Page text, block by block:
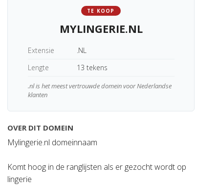
TE KOOP
MYLINGERIE.NL
Extensie
.NL
Lengte
13 tekens
.nl is het meest vertrouwde domein voor Nederlandse
klanten
OVER DIT DOMEIN
Mylingerie.nl domeinnaam
Komt hoog in de ranglijsten als er gezocht wordt op
lingerie